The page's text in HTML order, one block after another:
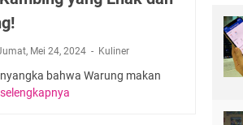
Mei 24, 2024 Kuliner
bahwa Warung makan